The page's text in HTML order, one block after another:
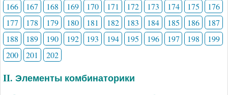
166 167 168 169 170 171 172 173 174 175
176
177
178 179 180 181 182 183 184 185 186
187
188
189 190 192 193 194 195 196 197 198
199
200
201 202
II. Элементы комбинаторики